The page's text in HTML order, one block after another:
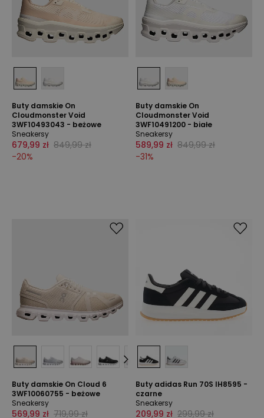
Buty damskie On
Cloudmonster Void
3WF10493043 - beżowe
Sneakersy
679,99 zł 849,99 zł
-20%
Buty damskie On
Cloudmonster Void
3WF10491200 - białe
Sneakersy
589,99 zł 849,99 zł
-31%
Buty damskie On Cloud 6
3WF10060755 - beżowe
Sneakersy
569,99 zł 719,99 zł
Buty adidas Run 70S IH8595 -
czarne
Sneakersy
209,99 zł 299,99 zł